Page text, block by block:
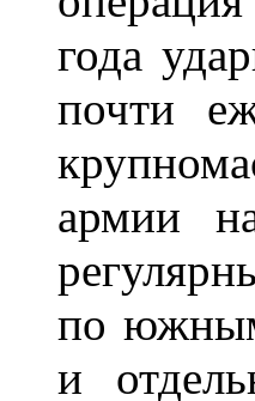
года
почти
армии
по
и